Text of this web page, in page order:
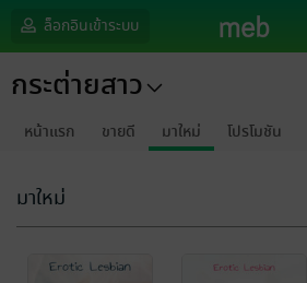
ล็อกอินเข้าระบบ
กระต่ายสาว
หน้าแรก ขายดี มาใหม่ โปรโมชัน
มาใหม่